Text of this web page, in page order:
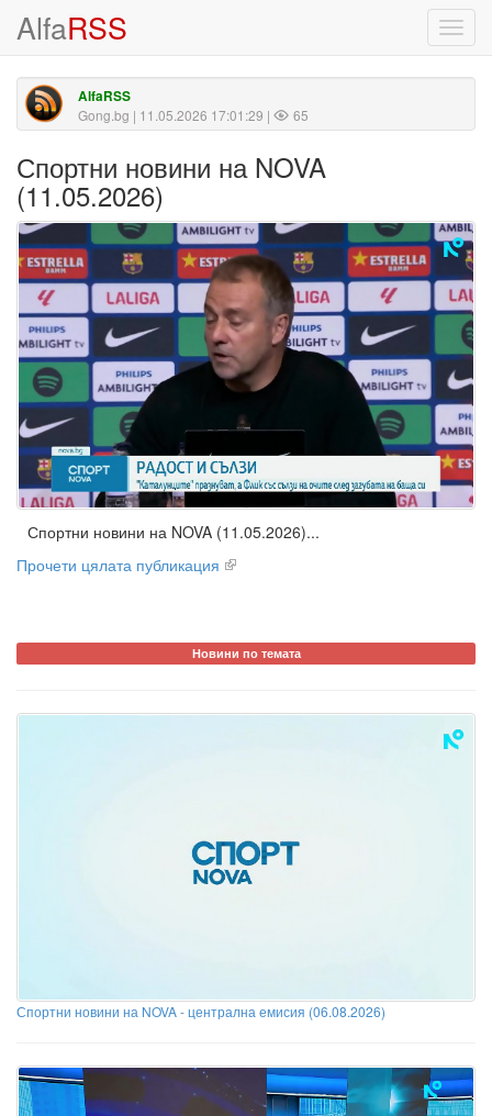
AlfaRSS
AlfaRSS
Gong.bg | 11.05.2026 17:01:29 | 65
Спортни новини на NOVA
(11.05.2026)
Спортни новини на NOVA (11.05.2026)...
Прочети цялата публикация
Новини по темата
Спортни новини на NOVA - централна емисия (06.08.2026)